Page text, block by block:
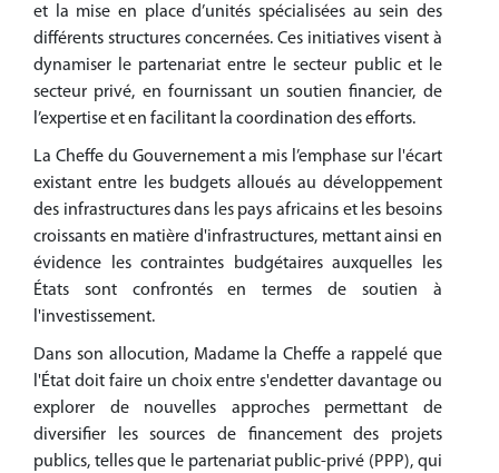
et la mise en place d’unités spécialisées au sein des
différents structures concernées. Ces initiatives visent à
dynamiser le partenariat entre le secteur public et le
secteur privé, en fournissant un soutien financier, de
l’expertise et en facilitant la coordination des efforts.
La Cheffe du Gouvernement a mis l’emphase sur l'écart
existant entre les budgets alloués au développement
des infrastructures dans les pays africains et les besoins
croissants en matière d'infrastructures, mettant ainsi en
évidence les contraintes budgétaires auxquelles les
États sont confrontés en termes de soutien à
l'investissement.
Dans son allocution, Madame la Cheffe a rappelé que
l'État doit faire un choix entre s'endetter davantage ou
explorer de nouvelles approches permettant de
diversifier les sources de financement des projets
publics, telles que le partenariat public-privé (PPP), qui